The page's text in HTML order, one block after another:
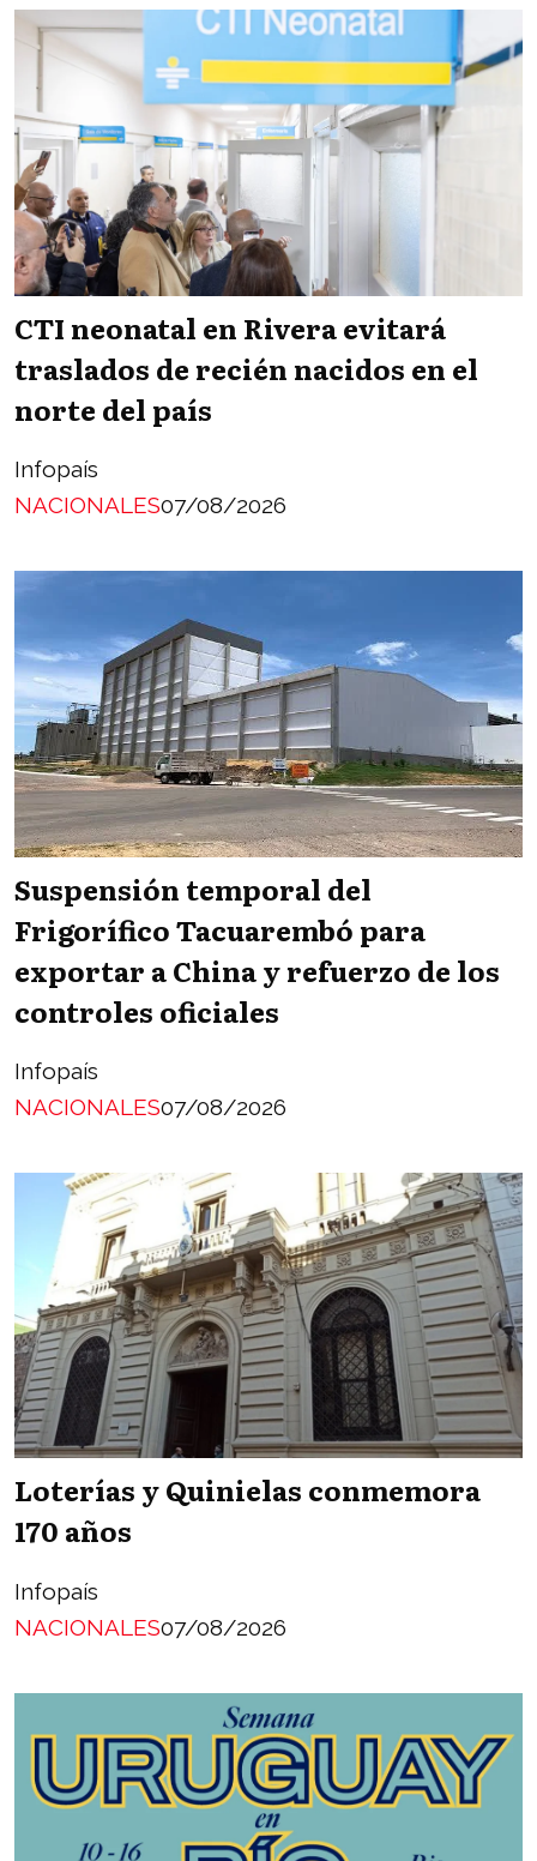
CTI neonatal en Rivera evitará
traslados de recién nacidos en el
norte del país
Infopaís
NACIONALES07/08/2026
Suspensión temporal del
Frigorífico Tacuarembó para
exportar a China y refuerzo de los
controles oficiales
Infopaís
NACIONALES07/08/2026
Loterías y Quinielas conmemora
170 años
Infopaís
NACIONALES07/08/2026